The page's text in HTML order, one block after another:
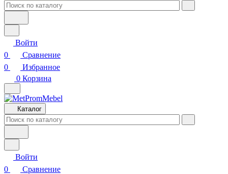
Войти
0
Сравнение
0
Избранное
0 Корзина
Каталог
Войти
0
Сравнение